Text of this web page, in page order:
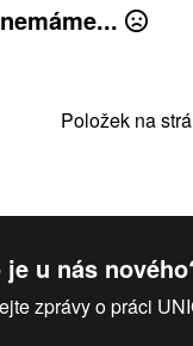
Položek na
je u nás
zprávy o práci